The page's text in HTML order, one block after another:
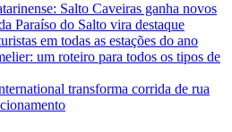
Salto Caveiras ganha novos
Paraíso do Salto vira destaque
em todas as estações do ano
um roteiro para todos os tipos de
transforma corrida de rua